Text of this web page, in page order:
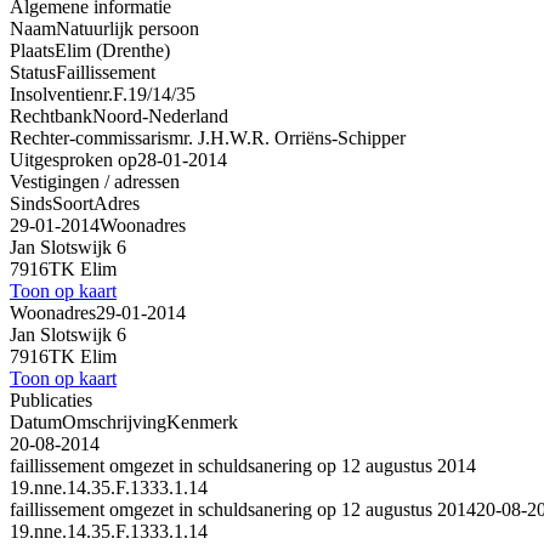
Algemene informatie
NaamNatuurlijk persoon
PlaatsElim (Drenthe)
StatusFaillissement
Insolventienr.F.19/14/35
RechtbankNoord-Nederland
Rechter-commissarismr. J.H.W.R. Orriëns-Schipper
Uitgesproken op28-01-2014
Vestigingen / adressen
SindsSoortAdres
29-01-2014Woonadres
Jan Slotswijk 6
7916TK Elim
Toon op kaart
Woonadres29-01-2014
Jan Slotswijk 6
7916TK Elim
Toon op kaart
Publicaties
DatumOmschrijvingKenmerk
20-08-2014
faillissement omgezet in schuldsanering op 12 augustus 2014
19.nne.14.35.F.1333.1.14
faillissement omgezet in schuldsanering op 12 augustus 201420-08-
19.nne.14.35.F.1333.1.14